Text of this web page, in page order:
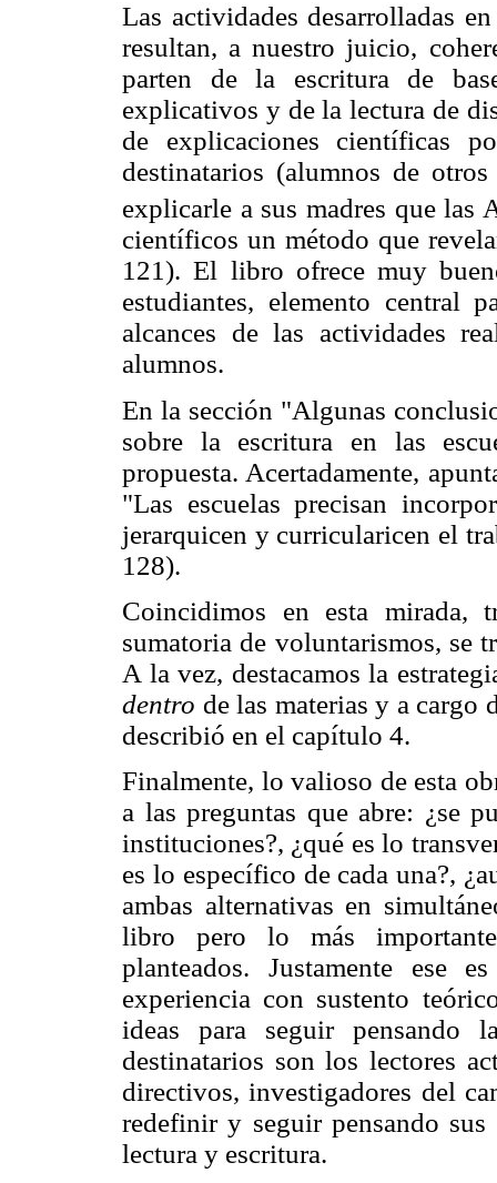
Las actividades desarrolladas
resultan, a nuestro juicio,
parten de la escritura de
explicativos y de la lectura de
de explicaciones científicas
destinatarios (alumnos de
explicarle a sus madres que las
científicos un método que
121). El libro ofrece muy
estudiantes, elemento central
alcances de las actividades
alumnos.
En la sección "Algunas
sobre la escritura en las
propuesta. Acertadamente,
"Las escuelas precisan
jerarquicen y curricularicen el
128).
Coincidimos en esta mirada,
sumatoria de voluntarismos, se
A la vez, destacamos la
dentro de las materias y a cargo
describió en el capítulo 4.
Finalmente, lo valioso de esta
a las preguntas que abre: ¿se
instituciones?, ¿qué es lo
es lo específico de cada una?,
ambas alternativas en
libro pero lo más
planteados. Justamente
experiencia con sustento
ideas para seguir pensando
destinatarios son los lectores
directivos, investigadores del
redefinir y seguir pensando
lectura y escritura.